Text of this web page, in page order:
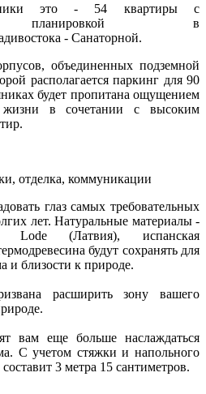
это - 54 квартиры с
планировкой в
- Санаторной.
объединенных подземной
располагается паркинг для 90
будет пропитана ощущением
жизни в сочетании с высоким
отделка, коммуникации
глаз самых требовательных
лет. Натуральные материалы -
Lode (Латвия), испанская
будут сохранять для
и близости к природе.
расширить зону вашего
вам еще больше наслаждаться
С учетом стяжки и напольного
3 метра 15 сантиметров.